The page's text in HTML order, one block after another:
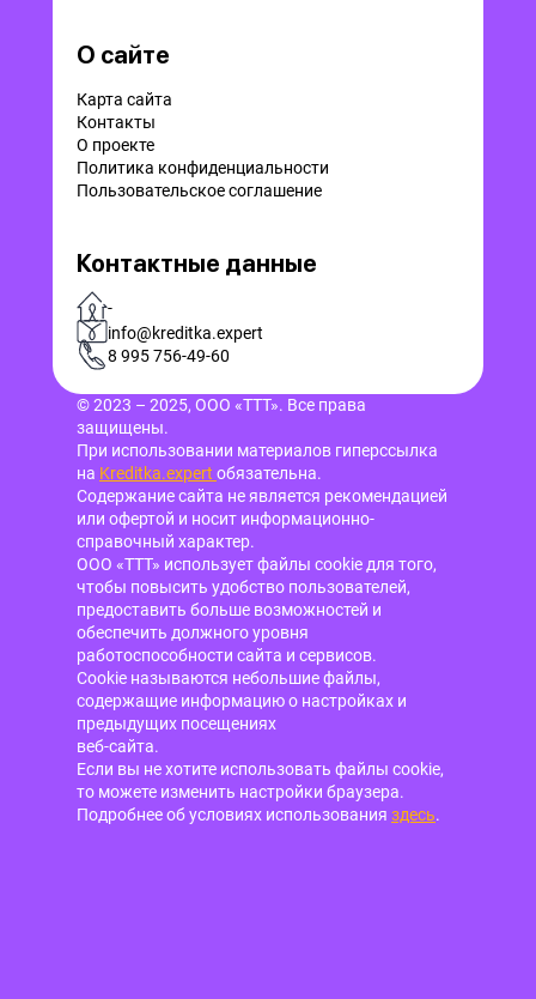
О сайте
Карта сайта
Контакты
О проекте
Политика конфиденциальности
Пользовательское соглашение
Контактные данные
-
info@kreditka.expert
8 995 756-49-60
© 2023 – 2025, ООО «ТТТ». Все права
защищены.
При использовании материалов гиперссылка
на Kreditka.expert обязательна.
Содержание сайта не является рекомендацией
или офертой и носит информационно-
справочный характер.
ООО «ТТТ» использует файлы cookie для того,
чтобы повысить удобство пользователей,
предоставить больше возможностей и
обеспечить должного уровня
работоспособности сайта и сервисов.
Cookie называются небольшие файлы,
содержащие информацию о настройках и
предыдущих посещениях
веб-сайта.
Если вы не хотите использовать файлы cookie,
то можете изменить настройки браузера.
Подробнее об условиях использования здесь.